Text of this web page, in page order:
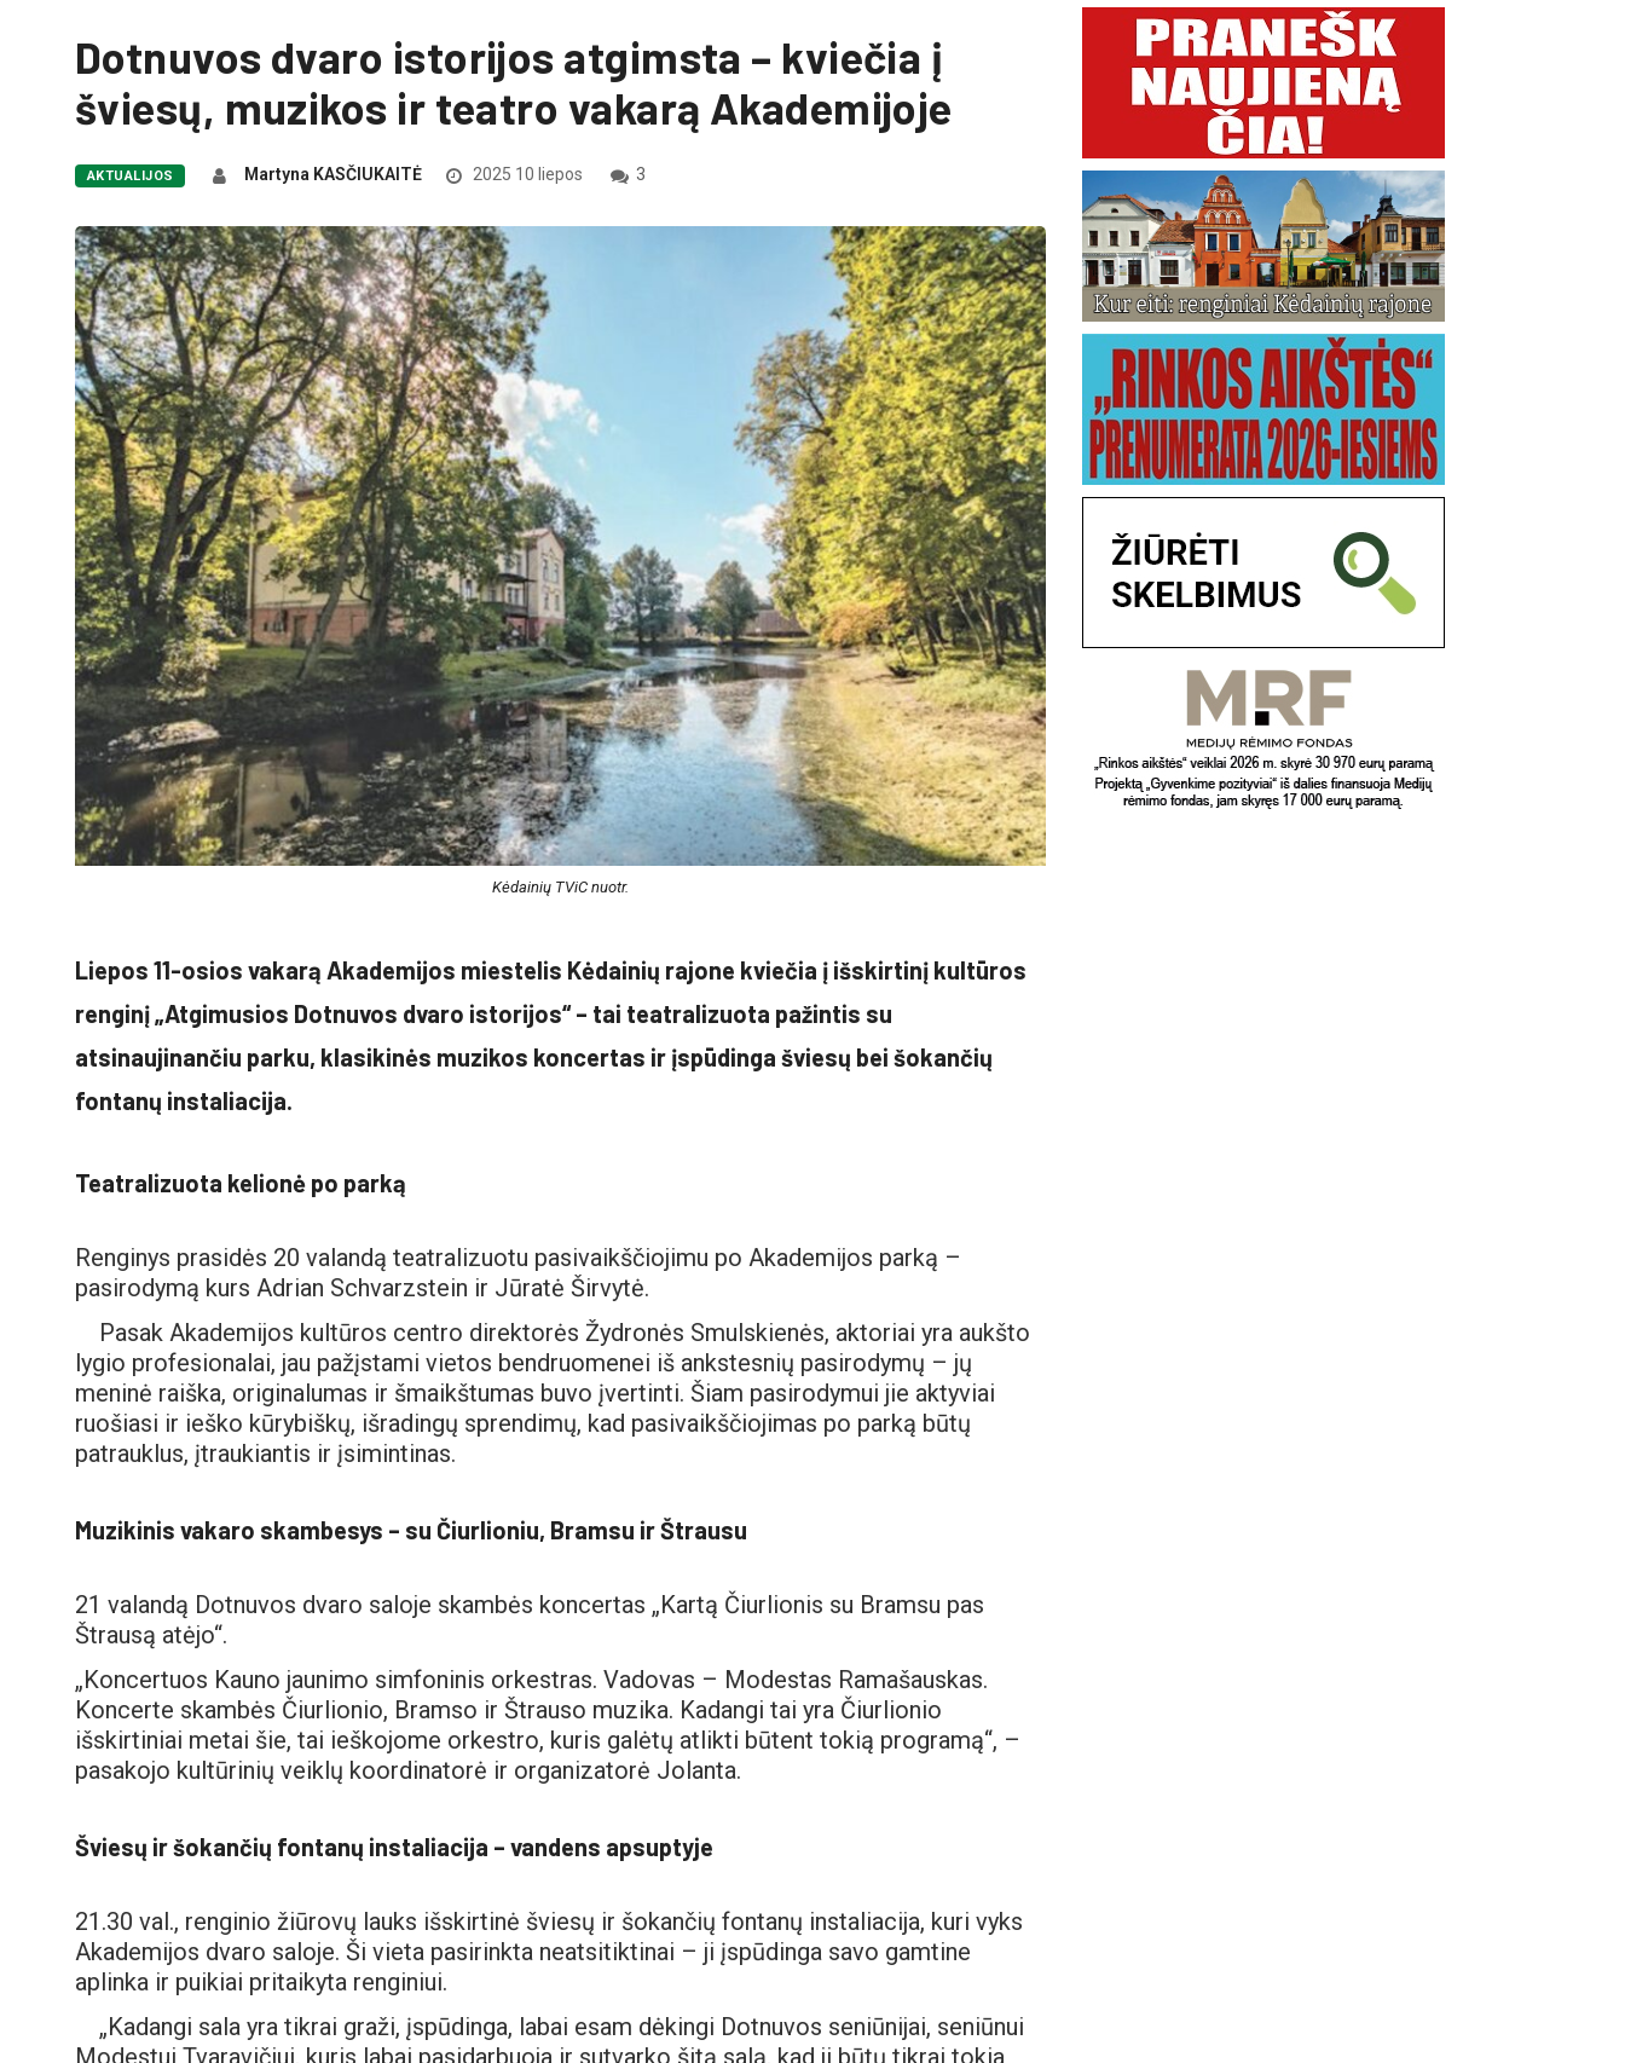
Dotnuvos dvaro istorijos atgimsta – kviečia į
šviesų, muzikos ir teatro vakarą Akademijoje
AKTUALIJOS Martyna KASČIUKAITĖ 2025 10 liepos 3
Kėdainių TViC nuotr.
Liepos 11-osios vakarą Akademijos miestelis Kėdainių rajone kviečia į išskirtinį kultūros
renginį „Atgimusios Dotnuvos dvaro istorijos“ – tai teatralizuota pažintis su
atsinaujinančiu parku, klasikinės muzikos koncertas ir įspūdinga šviesų bei šokančių
fontanų instaliacija.
Teatralizuota kelionė po parką
Renginys prasidės 20 valandą teatralizuotu pasivaikščiojimu po Akademijos parką –
pasirodymą kurs Adrian Schvarzstein ir Jūratė Širvytė.
Pasak Akademijos kultūros centro direktorės Žydronės Smulskienės, aktoriai yra aukšto
lygio profesionalai, jau pažįstami vietos bendruomenei iš ankstesnių pasirodymų – jų
meninė raiška, originalumas ir šmaikštumas buvo įvertinti. Šiam pasirodymui jie aktyviai
ruošiasi ir ieško kūrybiškų, išradingų sprendimų, kad pasivaikščiojimas po parką būtų
patrauklus, įtraukiantis ir įsimintinas.
Muzikinis vakaro skambesys – su Čiurlioniu, Bramsu ir Štrausu
21 valandą Dotnuvos dvaro saloje skambės koncertas „Kartą Čiurlionis su Bramsu pas
Štrausą atėjo“.
„Koncertuos Kauno jaunimo simfoninis orkestras. Vadovas – Modestas Ramašauskas.
Koncerte skambės Čiurlionio, Bramso ir Štrauso muzika. Kadangi tai yra Čiurlionio
išskirtiniai metai šie, tai ieškojome orkestro, kuris galėtų atlikti būtent tokią programą“, –
pasakojo kultūrinių veiklų koordinatorė ir organizatorė Jolanta.
Šviesų ir šokančių fontanų instaliacija – vandens apsuptyje
21.30 val., renginio žiūrovų lauks išskirtinė šviesų ir šokančių fontanų instaliacija, kuri vyks
Akademijos dvaro saloje. Ši vieta pasirinkta neatsitiktinai – ji įspūdinga savo gamtine
aplinka ir puikiai pritaikyta renginiui.
„Kadangi sala yra tikrai graži, įspūdinga, labai esam dėkingi Dotnuvos seniūnijai, seniūnui